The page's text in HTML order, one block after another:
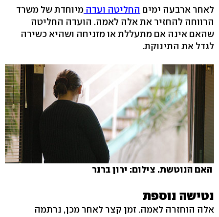
לאחר ארבעה ימים החליטה ועדה מיוחדת של משרד
הרווחה להחזיר את אלה לאמה. הועדה החליטה
שהאם אינה אם מתעללת או מזניחה ושהיא כשירה
לגדל את התינוקת.
האם הנוטשת. צילום: ירון ברנר
נטישה נוספת
אלה הוחזרה לאמה. זמן קצר לאחר מכן, נרתמה